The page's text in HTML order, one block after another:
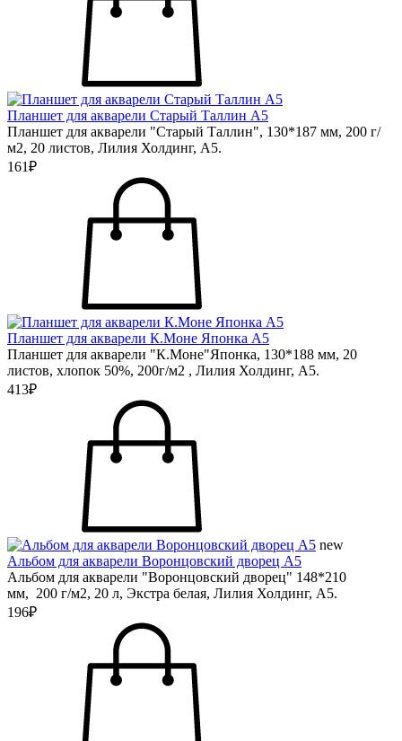
Планшет для акварели Старый Таллин А5
Планшет для акварели "Старый Таллин", 130*187 мм, 200 г/
м2, 20 листов, Лилия Холдинг, А5.
161₽
Планшет для акварели К.Моне Японка А5
Планшет для акварели "К.Моне"Японка, 130*188 мм, 20
листов, хлопок 50%, 200г/м2 , Лилия Холдинг, А5.
413₽
new
Альбом для акварели Воронцовский дворец А5
Альбом для акварели "Воронцовский дворец" 148*210
мм, 200 г/м2, 20 л, Экстра белая, Лилия Холдинг, А5.
196₽